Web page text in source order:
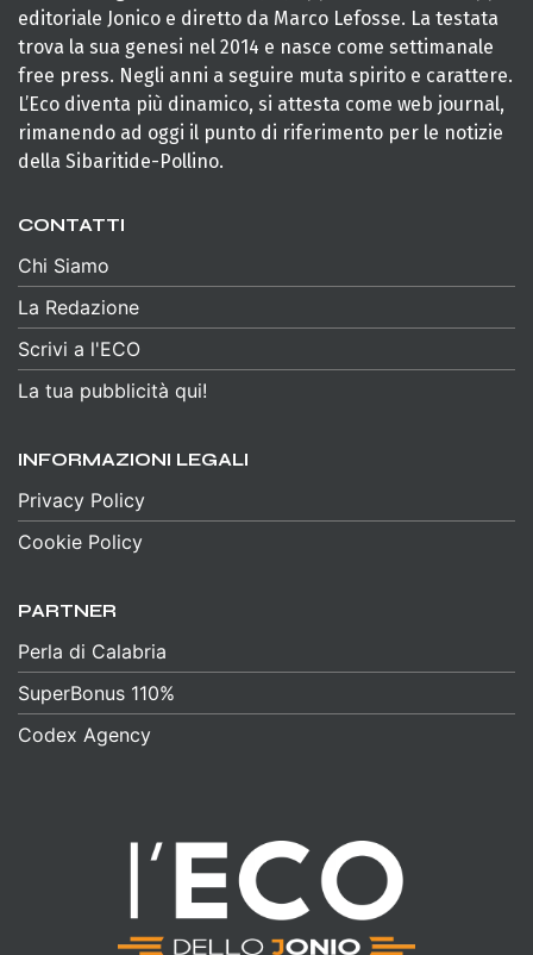
editoriale Jonico e diretto da Marco Lefosse. La testata
trova la sua genesi nel 2014 e nasce come settimanale
free press. Negli anni a seguire muta spirito e carattere.
L’Eco diventa più dinamico, si attesta come web journal,
rimanendo ad oggi il punto di riferimento per le notizie
della Sibaritide-Pollino.
CONTATTI
Chi Siamo
La Redazione
Scrivi a l'ECO
La tua pubblicità qui!
INFORMAZIONI LEGALI
Privacy Policy
Cookie Policy
PARTNER
Perla di Calabria
SuperBonus 110%
Codex Agency